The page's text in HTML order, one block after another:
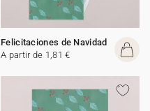
Felicitaciones de Navidad
A partir de 1,81 €